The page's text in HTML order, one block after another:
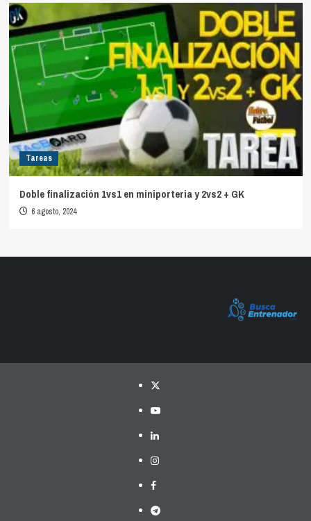
Tareas
Doble finalización 1vs1 en miniporteria y 2vs2 + GK
6 agosto, 2024
Twitter
YouTube
LinkedIn
Instagram
Facebook
Telegram